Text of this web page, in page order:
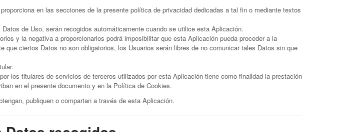
en las secciones de la presente política de privacidad dedicadas a tal fin o mediante textos
de Uso, serán recogidos automáticamente cuando se utilice esta Aplicación.
y la negativa a proporcionarlos podrá imposibilitar que esta Aplicación pueda proceder a la
ciertos Datos no son obligatorios, los Usuarios serán libres de no comunicar tales Datos sin que
los titulares de servicios de terceros utilizados por esta Aplicación tiene como finalidad la prestación
en el presente documento y en la Política de Cookies.
publiquen o compartan a través de esta Aplicación.